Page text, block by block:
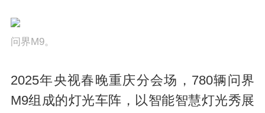
问界M9。
2025年央视春晚重庆分会场，780辆问界
M9组成的灯光车阵，以智能智慧灯光秀展